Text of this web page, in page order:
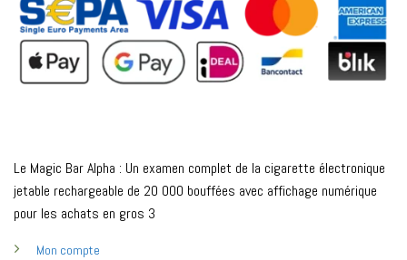
Le Magic Bar Alpha : Un examen complet de la cigarette électronique
jetable rechargeable de 20 000 bouffées avec affichage numérique
pour les achats en gros 3
Mon compte